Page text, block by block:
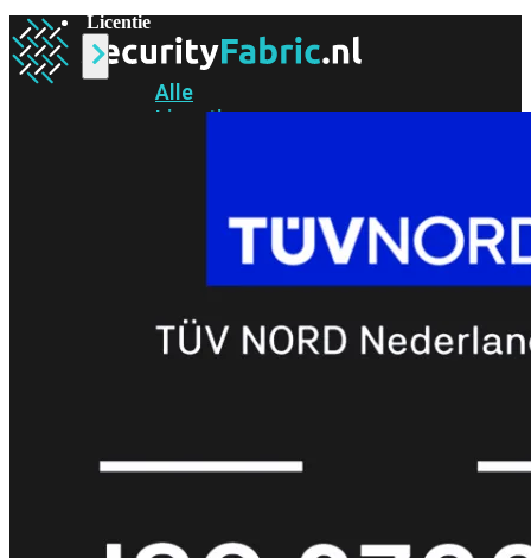
Licentie
Alle
Licenties
Support
FortiCare
EssentialsFortiCare
Premium
EliteFortiCare
RMA
1